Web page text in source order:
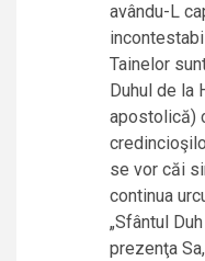
avându-L
Tainelor
Duhul de la
apostolică)
se vor căi
continua
„Sfântul
prezenţa